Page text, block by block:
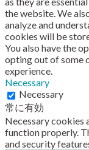
the website. We
analyze and
cookies will be
You also have the
opting out of some
experience.
Necessary
Necessary
常に有効
Necessary cookies
function properly.
and security